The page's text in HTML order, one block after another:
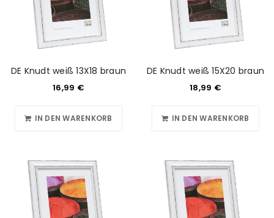
DE Knudt weiß 13X18 braun
16,99 €
IN DEN WARENKORB
DE Knudt weiß 15X20 braun
18,99 €
IN DEN WARENKORB